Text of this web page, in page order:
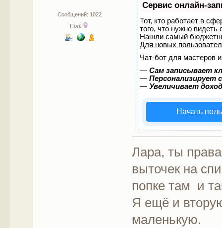
Сообщений: 1022
Пол:
Сервис онлайн-
Тот, кто работает в
того, что нужно
Нашли самый
Для новых
Чат-бот для мастеров
—Сам записывает
—Персонализирует
—Увеличивает
Начать
Лара, ты
выточек на
попке там и
Я ещё и
маленькую.